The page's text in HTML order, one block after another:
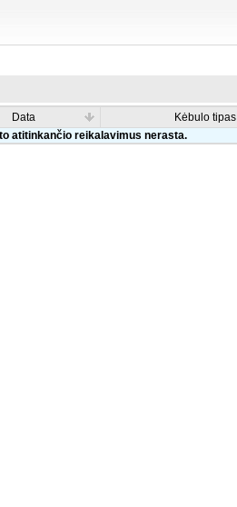
Data Kėbulo tipas
atitinkančio reikalavimus nerasta.